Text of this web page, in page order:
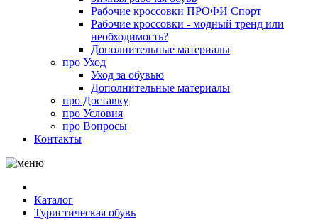
Рабочие кроссовки ПРОФИ Спорт
Рабочие кроссовки - модный тренд или
необходимость?
Дополнительные материалы
про Уход
Уход за обувью
Дополнительные материалы
про Доставку
про Условия
про Вопросы
Контакты
Каталог
Туристическая обувь